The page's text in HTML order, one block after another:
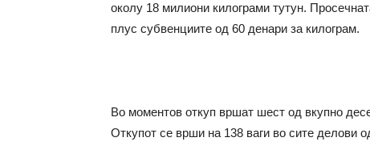
околу 18 милиони килограми тутун.
плус субвенциите од 60 денари за килограм.
Во моментов откуп вршат шест од вкупно
Откупот се врши на 138 ваги во сите делови